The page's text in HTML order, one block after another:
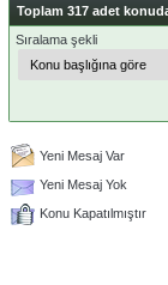
Toplam 317 adet
Sıralama şekli
Yeni Mesaj Var
Yeni Mesaj Yok
Konu Kapatılmıştır